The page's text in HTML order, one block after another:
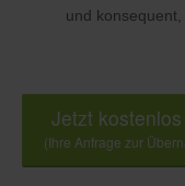
und
Jetzt
(Ihre Anfrage zur